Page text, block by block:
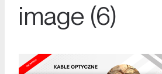
image (6)